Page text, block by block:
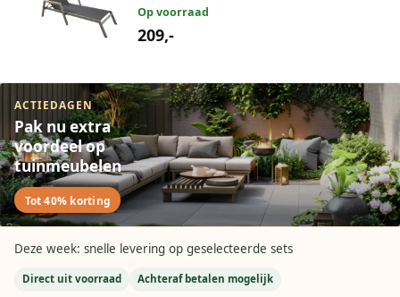
Op voorraad
209,-
ACTIEDAGEN
Pak nu extra
voordeel op
tuinmeubelen
Tot 40% korting
Deze week: snelle levering op geselecteerde sets
Direct uit voorraad Achteraf betalen mogelijk